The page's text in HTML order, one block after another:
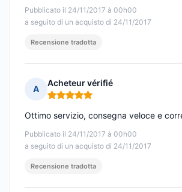
Pubblicato il 24/11/2017 à 00h00
a seguito di un acquisto di 24/11/2017
Recensione tradotta
A
Acheteur vérifié
Nota: 5 su 5
Pubblicato il 24/11/2017 à 00h00
a seguito di un acquisto di 24/11/2017
Ottimo servizio, consegna veloce e
Recensione tradotta